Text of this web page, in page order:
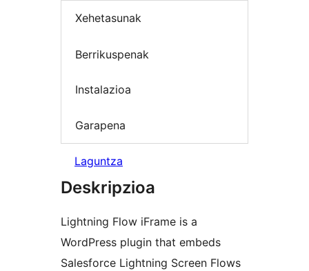
Xehetasunak
Berrikuspenak
Instalazioa
Garapena
Laguntza
Deskripzioa
Lightning Flow iFrame is a
WordPress plugin that embeds
Salesforce Lightning Screen Flows